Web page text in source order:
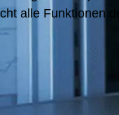
alle Funktionen